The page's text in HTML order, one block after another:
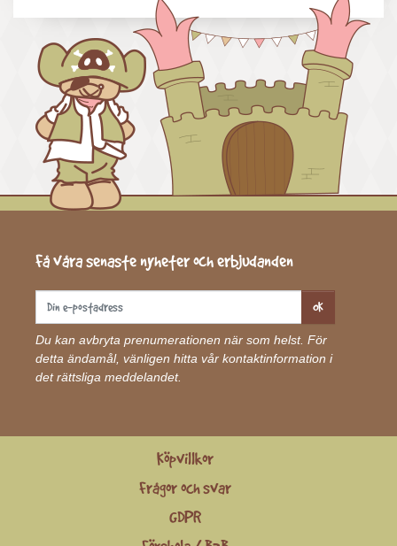
Få våra senaste nyheter och erbjudanden
OK
Du kan avbryta prenumerationen när som helst. För
detta ändamål, vänligen hitta vår kontaktinformation i
det rättsliga meddelandet.
Köpvillkor
Frågor och svar
GDPR